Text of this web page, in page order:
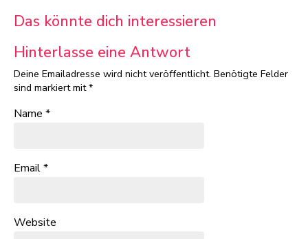
Das könnte dich interessieren
Hinterlasse eine Antwort
Deine Emailadresse wird nicht veröffentlicht. Benötigte Felder
sind markiert mit*
Name *
Email*
Website